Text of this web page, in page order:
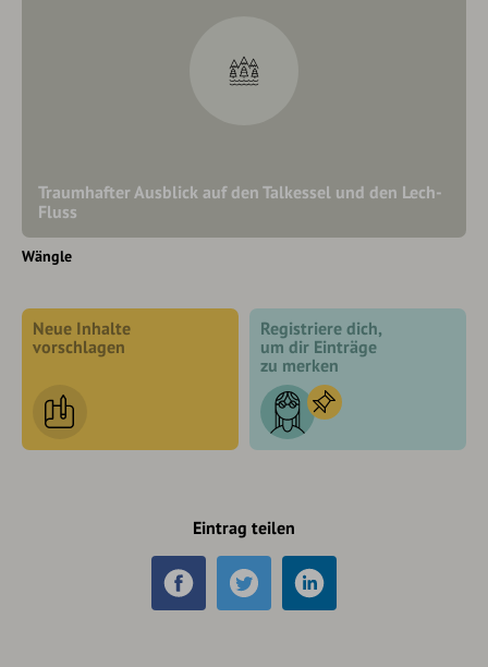
Traumhafter Ausblick auf den Talkessel und den Lech-
Fluss
Wängle
Neue Inhalte
vorschlagen
Registriere dich,
um dir Einträge
zu merken
Eintrag teilen